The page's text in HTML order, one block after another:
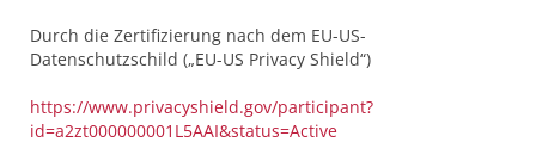
Durch die Zertifizierung nach dem EU-US-
Datenschutzschild („EU-US Privacy Shield“)
https://www.privacyshield.gov/participant?
id=a2zt000000001L5AAI&status=Active